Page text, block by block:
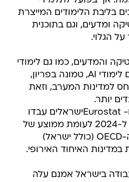
בליבת הלימודים המייצרת
ומדעים, וגם בתוכנית
הגלוי.
והמדעים, כמו גם לימודי
טכנולוגיה, ובמסגרת גם לימודי AI, טמונה בפריון,
למדינות המערב, וזאת
יותר.
על פי נתוני ה-OECD ו- Eurostatישראלים עבדו
1,877 שעות בשנה נכון ל-2024 לעומת ממוצע של
1,736 שעות במדינות ה-OECD (כולל ישראל)
בישראל אמנם עלה